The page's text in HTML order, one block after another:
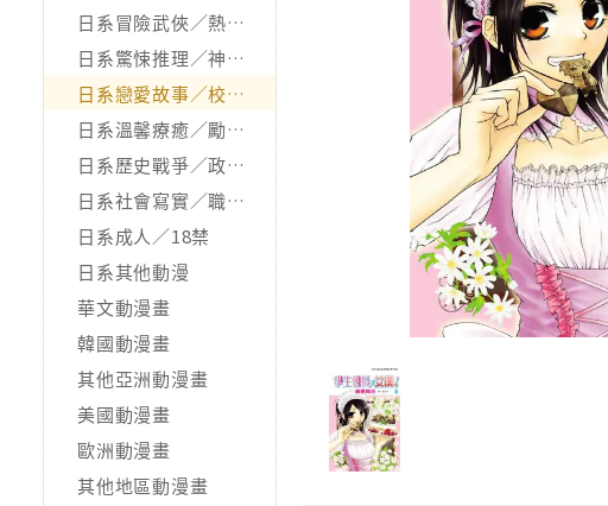
日系冒險武俠／熱血運動
日系驚悚推理／神怪靈異
日系戀愛故事／校園青春
日系溫馨療癒／勵志搞笑
日系歷史戰爭／政治宗教
日系社會寫實／職場職人
日系成人／18禁
日系其他動漫
華文動漫畫
韓國動漫畫
其他亞洲動漫畫
美國動漫畫
歐洲動漫畫
其他地區動漫畫